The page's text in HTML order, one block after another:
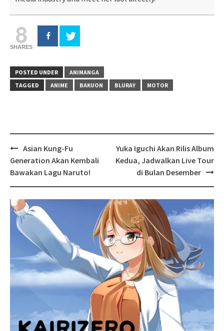
8
SHARES
POSTED UNDER
ANIMANGA
TAGGED
ANIME BAKUON BLURAY MOTOR
Post
navigation
Asian Kung-Fu
Generation Akan Kembali
Bawakan Lagu Naruto!
Yuka Iguchi Akan Rilis Album
Kedua, Jadwalkan Live Tour
di Bulan Desember